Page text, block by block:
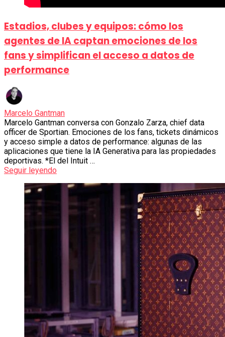
Estadios, clubes y equipos: cómo los
agentes de IA captan emociones de los
fans y simplifican el acceso a datos de
performance
Marcelo Gantman
Marcelo Gantman conversa con Gonzalo Zarza, chief data
officer de Sportian. Emociones de los fans, tickets dinámicos
y acceso simple a datos de performance: algunas de las
aplicaciones que tiene la IA Generativa para las propiedades
deportivas. *El del Intuit …
Seguir leyendo